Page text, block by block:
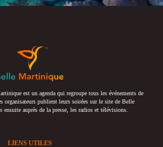
est un agenda qui regroupe tous les événements de
organisateurs publient leurs soirées sur le site de Belle
ensuite auprès de la presse, les radios et télévisions.
LIENS UTILES